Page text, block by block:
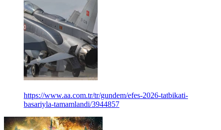
https://www.aa.com.tr/tr/gundem/efes-2026-tatbikati-
basariyla-tamamlandi/3944857